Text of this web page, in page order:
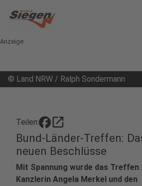
Anzeige
© Land NRW / Ralph Sondermann
Teilen: open_in_new
Bund-Länder-Treffen:
neuen Beschlüsse
Mit Spannung wurde das Treffen
Kanzlerin Angela Merkel und den